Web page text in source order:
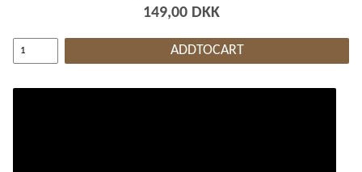
149,00 DKK
ADDTOCART